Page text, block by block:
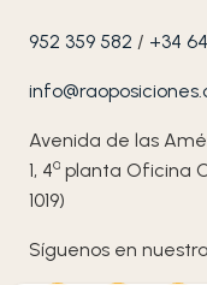
952 359 582 / +34
Avenida de las
1, 4ª planta Oficina
1019)
Síguenos en